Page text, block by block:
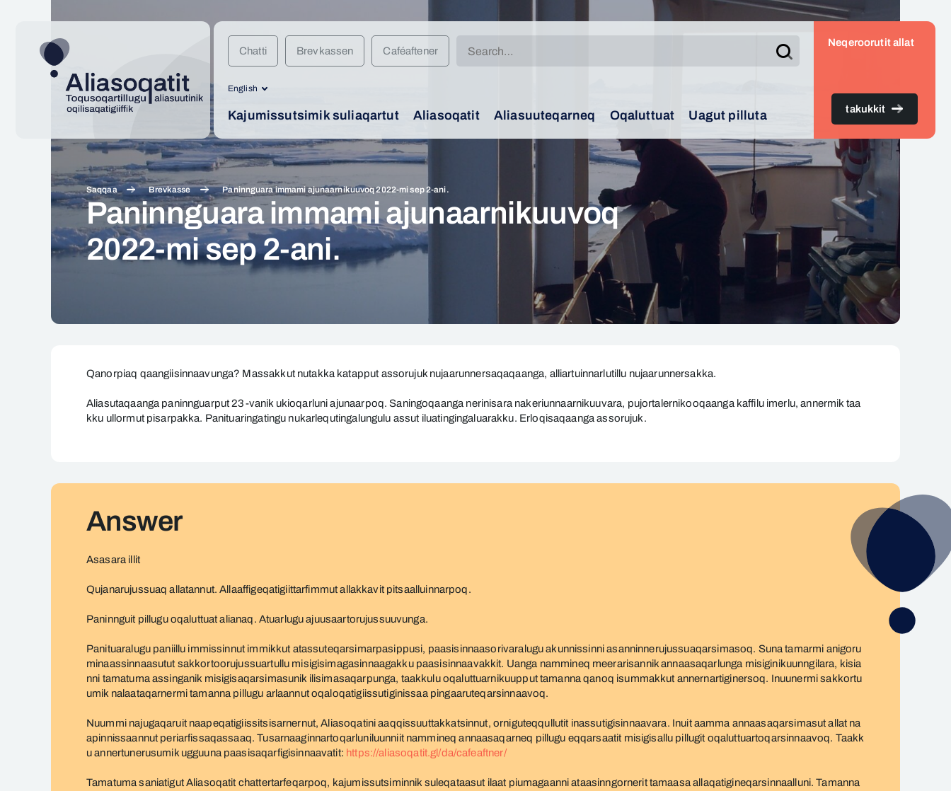
Chatti Brevkassen Caféaftener Search
English
Kajumissutsimik suliaqartut Aliasoqatit Aliasuuteqarneq Oqaluttuat Uagut pilluta
Neqeroorutit allat
takukkit
Saqqaa Brevkasse Paninnguara immami ajunaarnikuuvoq 2022-mi sep 2-ani.
Paninnguara immami ajunaarnikuuvoq
2022-mi sep 2-ani.
immamiQanorpiaq qaangiisinnaavunga? Massakkut nutakka katapput assorujuk nujaarunnersaqaqaanga, alliartuinnarlutillu nujaarunnersakka.
Aliasutaqaanga paninnguarput 23-vanik ukioqarluni ajunaarpoq. Saningoqaanga nerinisara nakeriunnaarnikuuvara, pujortalernikooqaanga kaffilu imerlu, annermik taa
kku ullormut pisarpakka. Panituaringatingu nukarlequtingalungulu assut iluatingingaluarakku. Erloqisaqaanga assorujuk.
Answer
Asasara illit
Qujanarujussuaq allatannut. Allaaffigeqatigiittarfimmut allakkavit pitsaalluinnarpoq.
Paninnguit pillugu oqaluttuat alianaq. Atuarlugu ajuusaartorujussuuvunga.
Panituaralugu paniillu immissinnut immikkut atassuteqarsimarpasippusi, paasisinnaasorivaralugu akunnissinni asanninnerujussuaqarsimasoq. Suna tamarmi anigoru
minaassinnaasutut sakkortoorujussuartullu misigisimagasinnaagakku paasisinnaavakkit. Uanga nammineq meerarisannik annaasaqarlunga misiginikuunngilara, kisia
nni tamatuma assinganik misigisaqarsimasunik ilisimasaqarpunga, taakkulu oqaluttuarnikuupput tamanna qanoq isummakkut annernartiginersoq. Inuunermi sakkortu
umik nalaataqarnermi tamanna pillugu arlaannut oqaloqatigiissutiginissaa pingaaruteqarsinnaavoq.
Nuummi najugaqaruit naapeqatigiissitsisarnernut, Aliasoqatini aaqqissuuttakkatsinnut, orniguteqqullutit inassutigisinnaavara. Inuit aamma annaasaqarsimasut allat na
apinnissaannut periarfissaqassaaq. Tusarnaaginnartoqarluniluunniit nammineq annaasaqarneq pillugu eqqarsaatit misigisallu pillugit oqaluttuartoqarsinnaavoq. Taakk
u annertunerusumik ugguuna paasisaqarfigisinnaavatit: https://aliasoqatit.gl/da/cafeaftner/
Tamatuma saniatigut Aliasoqatit chattertarfeqarpoq, kajumissutsiminnik suleqataasut ilaat piumagaanni ataasinngornerit tamaasa allaqatigineqarsinnaalluni. Tamanna